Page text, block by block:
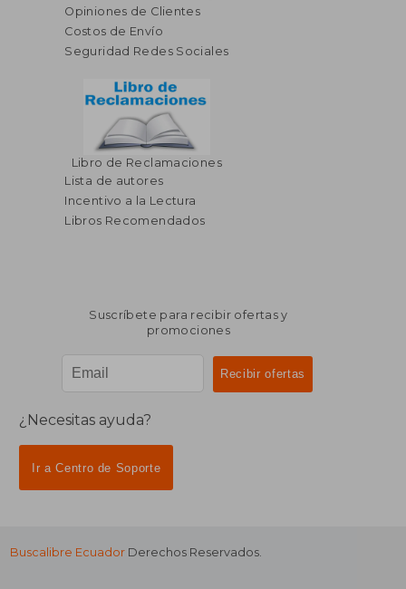
Opiniones de Clientes
Costos de Envío
Seguridad Redes Sociales
Libro de Reclamaciones
Lista de autores
Incentivo a la Lectura
Libros Recomendados
Suscríbete para recibir ofertas y
promociones
¿Necesitas ayuda?
Ir a Centro de Soporte
Buscalibre Ecuador Derechos Reservados.